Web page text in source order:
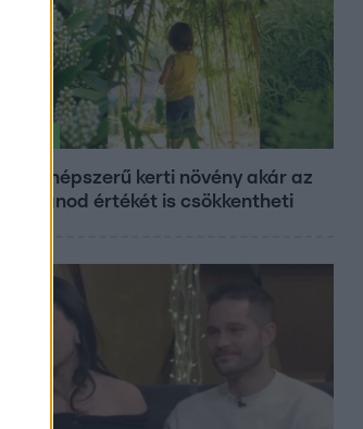
Ez a 3 népszerű kerti növény akár az
ingatlanod értékét is csökkentheti